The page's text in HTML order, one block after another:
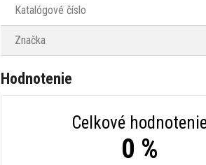
Katalógové číslo
Značka
Hodnotenie
Celkové
0 %